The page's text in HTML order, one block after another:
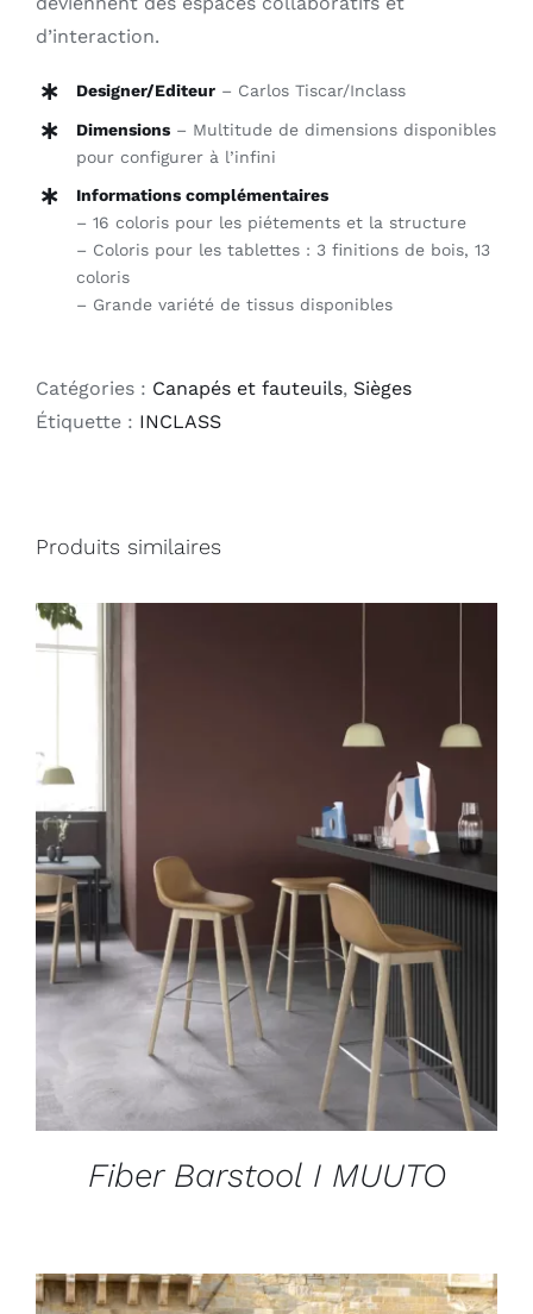
d’interaction.
Designer/Editeur– Carlos Tiscar/Inclass
Dimensions– Multitude de dimensions disponibles
pour configurer à l’infini
Informations complémentaires
– 16 coloris pour les piétements et la structure
– Coloris pour les tablettes : 3 finitions de bois, 13
coloris
– Grande variété de tissus disponibles
Catégories : Canapés et fauteuils, Sièges
Étiquette : INCLASS
Produits similaires
Fiber Barstool I MUUTO